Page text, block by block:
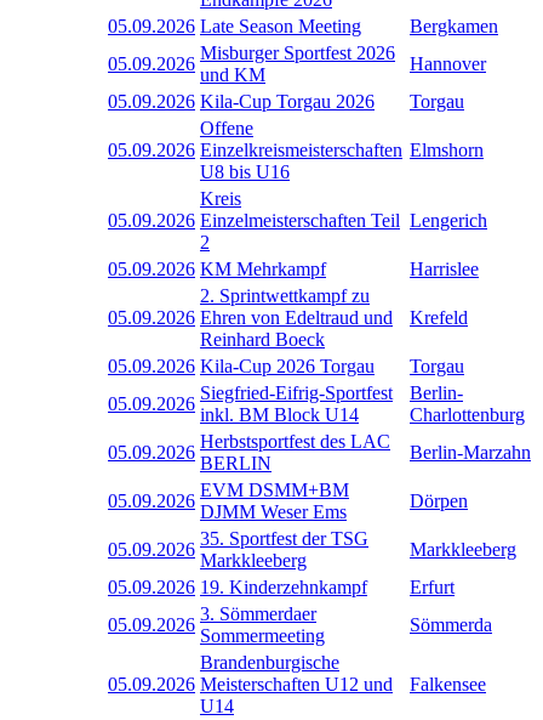
05.09.2026 Late Season Meeting
Bergkamen
05.09.2026
Misburger Sportfest 2026
und KM
Hannover
05.09.2026 Kila-Cup Torgau 2026 Torgau
05.09.2026
Offene
Einzelkreismeisterschaften
U8 bis U16
Elmshorn
05.09.2026
Kreis
Einzelmeisterschaften Teil
2
Lengerich
05.09.2026 KM Mehrkampf Harrislee
05.09.2026
2. Sprintwettkampf zu
Ehren von Edeltraud und
Reinhard Boeck
Krefeld
05.09.2026 Kila-Cup 2026 Torgau
Torgau
05.09.2026
Siegfried-Eifrig-Sportfest
inkl. BM Block U14
Berlin-
Charlottenburg
05.09.2026
Herbstsportfest des LAC
BERLIN
Berlin-Marzahn
05.09.2026
EVM DSMM+BM
DJMM Weser Ems
Dörpen
05.09.2026
35. Sportfest der TSG
Markkleeberg
Markkleeberg
05.09.2026 19. Kinderzehnkampf
Erfurt
05.09.2026
3. Sömmerdaer
Sommermeeting
Sömmerda
05.09.2026
Brandenburgische
Meisterschaften U12 und
U14
Falkensee